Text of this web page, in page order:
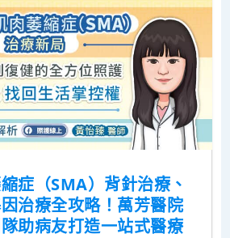
症（SMA）背針治療、
治療全攻略！萬芳醫院
助病友打造一站式醫療